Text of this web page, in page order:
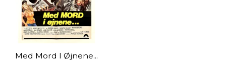
Med Mord I Øjnene...